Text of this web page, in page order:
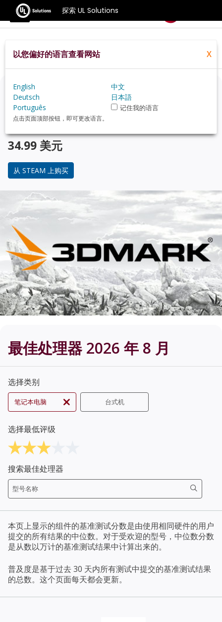
探索 UL Solutions
基准测试
Home Zh Hans Compare
正在考虑升级？
使用 3DMark 游戏玩家的基准测试，来了解您的 PC 与 受
欢迎的 CPU 在性能上的对比。
34.99 美元
从 STEAM 上购买
最佳处理器 2026 年 8 月
选择类别
笔记本电脑 台式机
选择最低评级
搜索最佳处理器
本页上显示的组件的基准测试分数是由使用相同硬件的用户
提交的所有结果的中位数。对于受欢迎的型号，中位数分数
是从数以万计的基准测试结果中计算出来的。
普及度是基于过去 30 天内所有测试中提交的基准测试结果
的总数。这个页面每天都会更新。
以您偏好的语言查看网站 X
English
中文
Deutsch
日本語
Português
记住我的语言
点击页面顶部按钮，即可更改语言。